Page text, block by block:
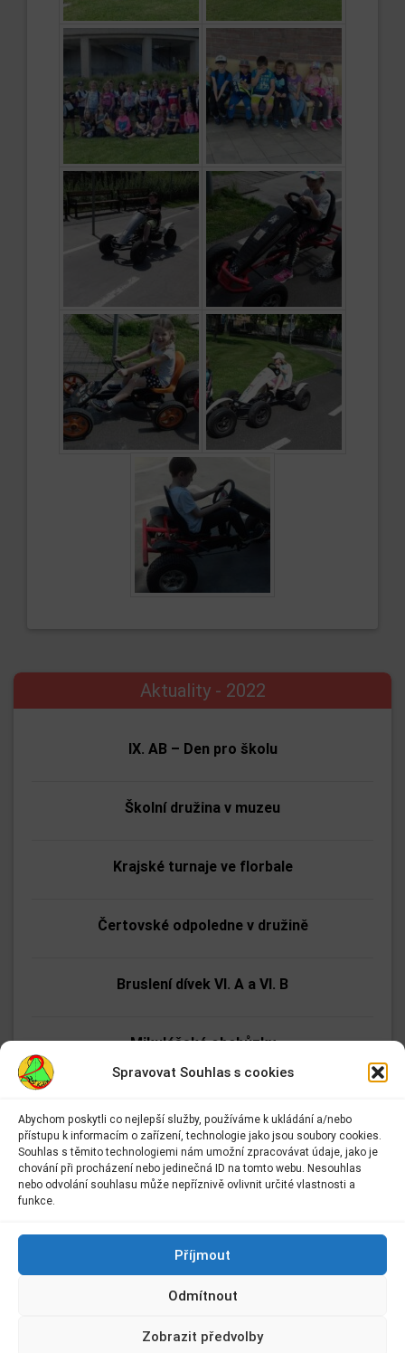
Spravovat Souhlas s cookies
Abychom poskytli co nejlepší služby, používáme k ukládání a/nebo
přístupu k informacím o zařízení, technologie jako jsou soubory cookies.
Souhlas s těmito technologiemi nám umožní zpracovávat údaje, jako je
chování při procházení nebo jedinečná ID na tomto webu. Nesouhlas
nebo odvolání souhlasu může nepříznivě ovlivnit určité vlastnosti a
funkce.
Příjmout
Odmítnout
Zobrazit předvolby
Aktuality - 2022
IX. AB – Den pro školu
Školní družina v muzeu
Krajské turnaje ve florbale
Čertovské odpoledne v družině
Bruslení dívek VI. A a VI. B
Mikulášské obchůzky
Bruslení dívek z VIII. A a VIII. B
Víceboj základních škol
Kroužek výtvarné techniky
Adresa:
Základní škola Kolín II.
Kmochova 943
Kontakt:
E-mail: info@2zskolin.cz
–